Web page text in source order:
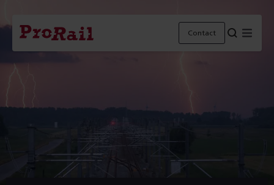
Navigatie
Homepage
ProRail
Contact